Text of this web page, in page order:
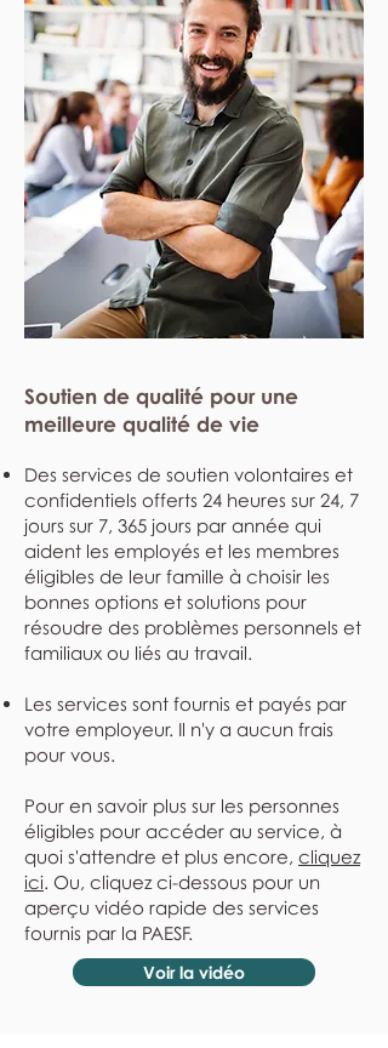
Soutien de qualité pour une
meilleure qualité de vie
Des services de soutien volontaires et
confidentiels offerts 24 heures sur 24, 7
jours sur 7, 365 jours par année qui
aident les employés et les membres
éligibles de leur famille à choisir les
bonnes options et solutions pour
résoudre des problèmes personnels et
familiaux ou liés au travail.
Les services sont fournis et payés par
votre employeur. Il n'y a aucun frais
pour vous.
Pour en savoir plus sur les personnes
éligibles pour accéder au service, à
quoi s'attendre et plus encore, cliquez
ici. Ou, cliquez ci-dessous pour un
aperçu vidéo rapide des services
fournis par la PAESF.
Voir la vidéo